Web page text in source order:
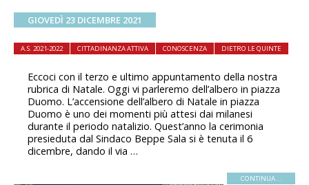
GIOVEDÌ 23 DICEMBRE 2021
A.S. 2021-2022 CITTADINANZA ATTIVA CONOSCENZA DIETRO LE QUINTE
Eccoci con il terzo e ultimo appuntamento della nostra
rubrica di Natale. Oggi vi parleremo dell’albero in piazza
Duomo. L’accensione dell’albero di Natale in piazza
Duomo è uno dei momenti più attesi dai milanesi
durante il periodo natalizio. Quest’anno la cerimonia
presieduta dal Sindaco Beppe Sala si è tenuta il 6
dicembre, dando il via …
CONTINUA...